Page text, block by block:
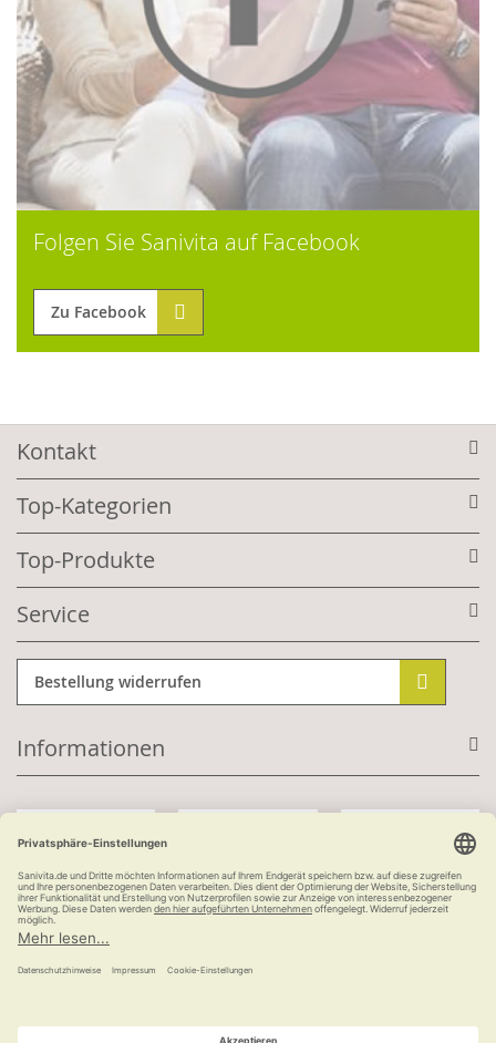
Folgen Sie Sanivita auf Facebook
Zu Facebook
Kontakt
Top-Kategorien
Top-Produkte
Service
Bestellung widerrufen
Informationen
Kauf auf Rechnung